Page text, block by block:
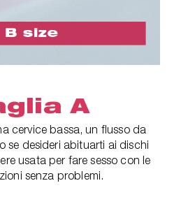
A
cervice bassa, un flusso da
se desideri abituarti ai dischi
usata per fare sesso con le
senza problemi.